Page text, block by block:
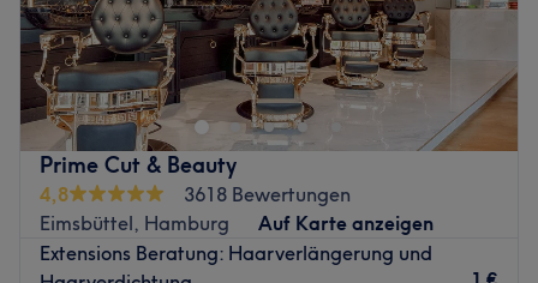
Suchen Sie nach einer Haarveränderung, Verbesserung
oder einer Transformation Ihres Looks? Möchten Sie
verschiedene Frisuren, Haarfarben und Stylings
erkunden, ohne Ihr eigenes Haar zu verändern oder zu
belasten? Leiden Sie unter Alopecia (Permanent
Haarausfall) und suchen nach einer Alternative? Mit
meiner Expertise und einfühlsamen Beratung stehe ich
Ihnen zur Verfügung. Vereinbaren Sie jetzt Ihren Termin,
ich freue mich auf Ihren Besuch.
Prime Cut & Beauty
4,8
3618 Bewertungen
Eimsbüttel, Hamburg
Auf Karte anzeigen
Extensions Beratung: Haarverlängerung und